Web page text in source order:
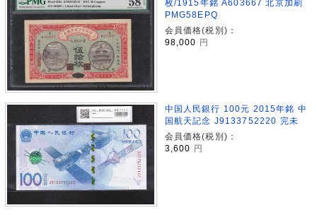
枚/1915年銘 A603667 北京加刷
PMG58EPQ
会員価格(税別)：
98,000
円
中国人民銀行 100元 2015年銘 中
国航天記念 J9133752220 完未
会員価格(税別)：
3,600 円